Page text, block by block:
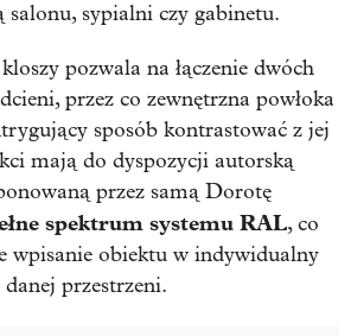
salonu, sypialni czy gabinetu.
pozwala na łączenie dwóch
przez co zewnętrzna powłoka
sposób kontrastować z jej
mają do dyspozycji autorską
przez samą Dorotę
spektrum systemu RAL, co
wpisanie obiektu w indywidualny
przestrzeni.